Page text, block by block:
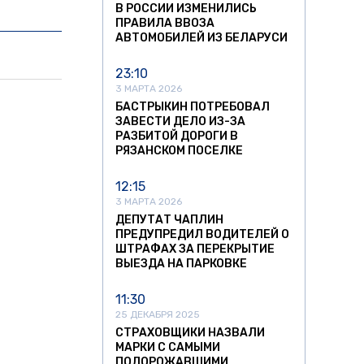
В РОССИИ ИЗМЕНИЛИСЬ
ПРАВИЛА ВВОЗА
АВТОМОБИЛЕЙ ИЗ БЕЛАРУСИ
23:10
3 МАРТА 2026
БАСТРЫКИН ПОТРЕБОВАЛ
ЗАВЕСТИ ДЕЛО ИЗ-ЗА
РАЗБИТОЙ ДОРОГИ В
РЯЗАНСКОМ ПОСЕЛКЕ
12:15
3 МАРТА 2026
ДЕПУТАТ ЧАПЛИН
ПРЕДУПРЕДИЛ ВОДИТЕЛЕЙ О
ШТРАФАХ ЗА ПЕРЕКРЫТИЕ
ВЫЕЗДА НА ПАРКОВКЕ
11:30
25 ДЕКАБРЯ 2025
СТРАХОВЩИКИ НАЗВАЛИ
МАРКИ С САМЫМИ